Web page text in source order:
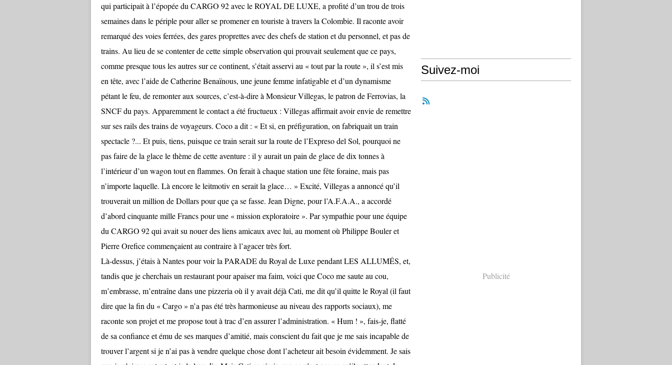
qui participait à l’épopée du CARGO 92 avec le ROYAL DE LUXE, a profité d’un trou de trois
semaines dans le périple pour aller se promener en touriste à travers la Colombie. Il raconte avoir
remarqué des voies ferrées, des gares proprettes avec des chefs de station et du personnel, et pas de
trains. Au lieu de se contenter de cette simple observation qui prouvait seulement que ce pays,
comme presque tous les autres sur ce continent, s’était asservi au « tout par la route », il s’est mis
en tête, avec l’aide de Catherine Benaïnous, une jeune femme infatigable et d’un dynamisme
pétant le feu, de remonter aux sources, c’est-à-dire à Monsieur Villegas, le patron de Ferrovias, la
SNCF du pays. Apparemment le contact a été fructueux : Villegas affirmait avoir envie de remettre
sur ses rails des trains de voyageurs. Coco a dit : « Et si, en préfiguration, on fabriquait un train
spectacle ?... Et puis, tiens, puisque ce train serait sur la route de l’Expreso del Sol, pourquoi ne
pas faire de la glace le thème de cette aventure : il y aurait un pain de glace de dix tonnes à
l’intérieur d’un wagon tout en flammes. On ferait à chaque station une fête foraine, mais pas
n’importe laquelle. Là encore le leitmotiv en serait la glace… » Excité, Villegas a annoncé qu’il
trouverait un million de Dollars pour que ça se fasse. Jean Digne, pour l’A.F.A.A., a accordé
d’abord cinquante mille Francs pour une « mission exploratoire ». Par sympathie pour une équipe
du CARGO 92 qui avait su nouer des liens amicaux avec lui, au moment où Philippe Bouler et
Pierre Orefice commençaient au contraire à l’agacer très fort.
Là-dessus, j’étais à Nantes pour voir la PARADE du Royal de Luxe pendant LES ALLUMÉS, et,
tandis que je cherchais un restaurant pour apaiser ma faim, voici que Coco me saute au cou,
m’embrasse, m’entraîne dans une pizzeria où il y avait déjà Cati, me dit qu’il quitte le Royal (il faut
dire que la fin du « Cargo » n’a pas été très harmonieuse au niveau des rapports sociaux), me
raconte son projet et me propose tout à trac d’en assurer l’administration. « Hum ! », fais-je, flatté
de sa confiance et ému de ses marques d’amitié, mais conscient du fait que je me sais incapable de
trouver l’argent si je n’ai pas à vendre quelque chose dont l’acheteur ait besoin évidemment. Je sais
Suivez-moi
Publicité